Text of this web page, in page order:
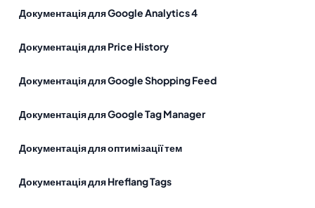
Документація для Google Analytics 4
Документація для Price History
Документація для Google Shopping Feed
Документація для Google Tag Manager
Документація для оптимізації тем
Документація для Hreflang Tags